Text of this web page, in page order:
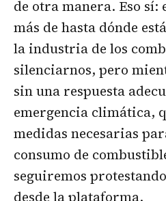
de otra manera. Eso sí:
más de hasta dónde
la industria de los
silenciarnos, pero
sin una respuesta
emergencia climática,
medidas necesarias
consumo de
seguiremos
desde la plataforma.